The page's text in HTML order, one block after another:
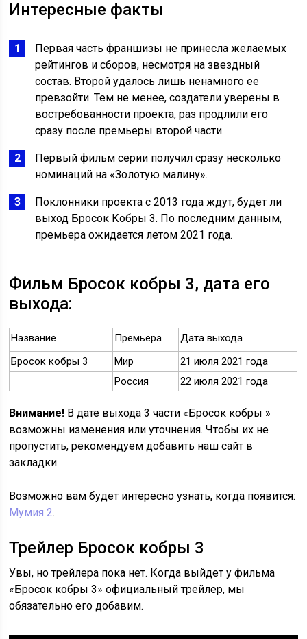
Интересные факты
Первая часть франшизы не принесла желаемых
рейтингов и сборов, несмотря на звездный
состав. Второй удалось лишь ненамного ее
превзойти. Тем не менее, создатели уверены в
востребованности проекта, раз продлили его
сразу после премьеры второй части.
Первый фильм серии получил сразу несколько
номинаций на «Золотую малину».
Поклонники проекта с 2013 года ждут, будет ли
выход Бросок Кобры 3. По последним данным,
премьера ожидается летом 2021 года.
Фильм Бросок кобры 3, дата его
выхода:
Название Премьера
Дата выхода
Бросок кобры 3
Мир
21 июля 2021 года
Россия
22 июля 2021 года
Внимание! В дате выхода 3 части «Бросок кобры »
возможны изменения или уточнения. Чтобы их не
пропустить, рекомендуем добавить наш сайт в
закладки.
Возможно вам будет интересно узнать, когда появится:
Мумия 2.
Трейлер Бросок кобры 3
Увы, но трейлера пока нет. Когда выйдет у фильма
«Бросок кобры 3» официальный трейлер, мы
обязательно его добавим.